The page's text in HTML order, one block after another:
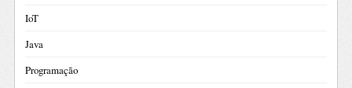
IoT
Java
Programação